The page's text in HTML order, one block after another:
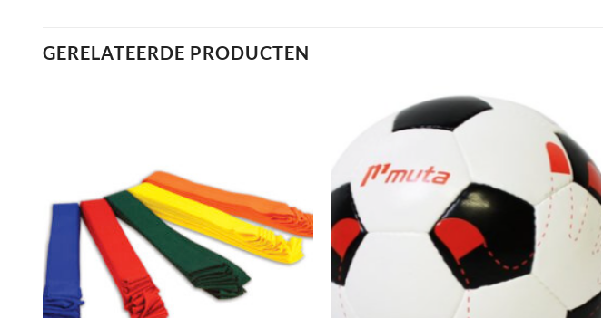
GERELATEERDE PRODUCTEN